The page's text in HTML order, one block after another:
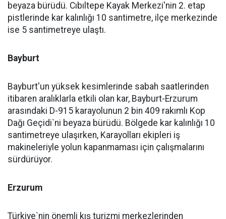
beyaza bürüdü. Cıbıltepe Kayak Merkezi'nin 2. etap
pistlerinde kar kalınlığı 10 santimetre, ilçe merkezinde
ise 5 santimetreye ulaştı.
Bayburt
Bayburt'un yüksek kesimlerinde sabah saatlerinden
itibaren aralıklarla etkili olan kar, Bayburt-Erzurum
arasındaki D-915 karayolunun 2 bin 409 rakımlı Kop
Dağı Geçidi`ni beyaza bürüdü. Bölgede kar kalınlığı 10
santimetreye ulaşırken, Karayolları ekipleri iş
makineleriyle yolun kapanmaması için çalışmalarını
sürdürüyor.
Erzurum
Türkiye`nin önemli kış turizmi merkezlerinden